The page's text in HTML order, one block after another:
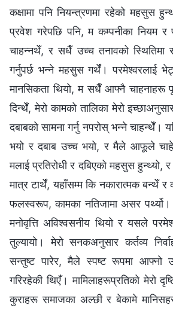
कक्षामा पनि नियन्त्रणमा रहेको महसुस
प्रवेश गरेपछि पनि, म कम्पनीका नियम र
चाहन्नथेँ, र सधैँ उच्च तनावको स्थितिमा
गर्नुपर्छ भन्ने महसुस गर्थेँ। परमेश्‍वरलाई
मानसिकता थियो, म सधैँ आफ्नै चाहनाहरू
दिन्थेँ, मेरो कामको तालिका मेरो
दबाबको सामना गर्नु नपरोस् भन्ने चाहन्थेँ।
भयो र दबाब उच्च भयो, र मैले आफूले
मलाई प्रतिरोधी र दबिएको महसुस हुन्थ्यो,
मात्र टार्थेँ, यहाँसम्म कि नकारात्मक बन्थेँ र
फलस्वरूप, कामका नतिजामा असर पर्थ्यो।
मनोवृत्ति अविश्वसनीय थियो र यसले
तुल्यायो। मेरो सनकअनुसार कर्तव्य
सन्तुष्ट पारेर, मैले स्पष्ट रूपमा आफ्नो
गरिरहेकी थिएँ। मामिलाहरूप्रतिको मेरो
कुराहरू समाजका अल्छी र बेकामे